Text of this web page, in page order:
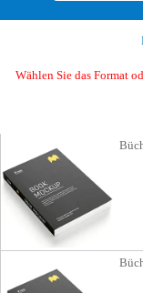
Wählen Sie das Format